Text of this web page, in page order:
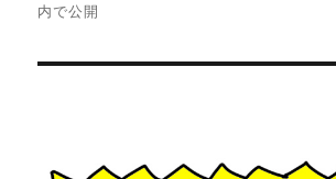
ビ
ゲ
シ
内で公開